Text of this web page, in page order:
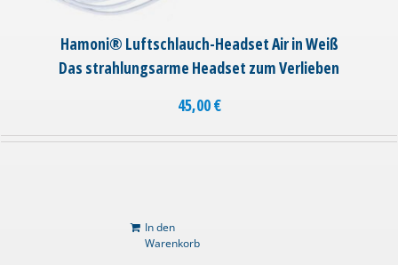
Hamoni® Luftschlauch-Headset Air in Weiß
Das strahlungsarme Headset zum Verlieben
45,00€
In den
Warenkorb